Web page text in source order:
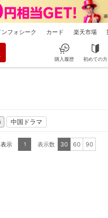
ンフォシーク カード 楽天市場
購入履歴 初めての方
中国ドラマ
示 1 表示数 30 60 90